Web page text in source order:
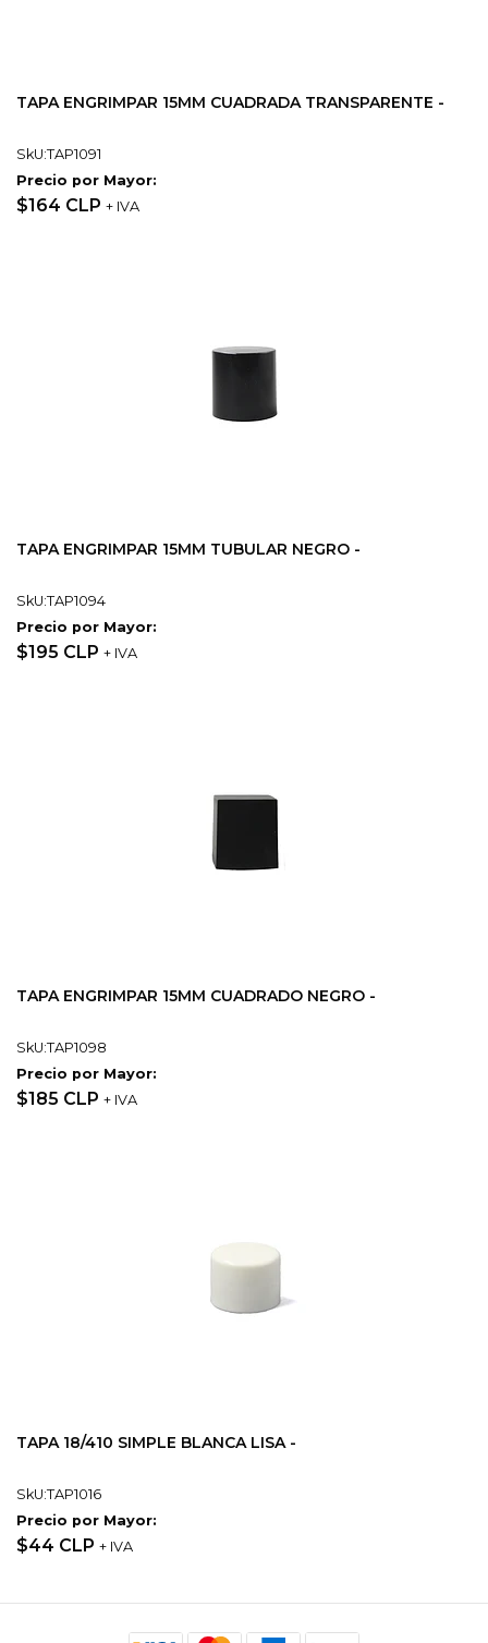
TAPA ENGRIMPAR 15MM CUADRADA TRANSPARENTE -
SkU:TAP1091
Precio por Mayor:
$164 CLP + IVA
TAPA ENGRIMPAR 15MM TUBULAR NEGRO -
SkU:TAP1094
Precio por Mayor:
$195 CLP + IVA
TAPA ENGRIMPAR 15MM CUADRADO NEGRO -
SkU:TAP1098
Precio por Mayor:
$185 CLP + IVA
TAPA 18/410 SIMPLE BLANCA LISA -
SkU:TAP1016
Precio por Mayor:
$44 CLP + IVA